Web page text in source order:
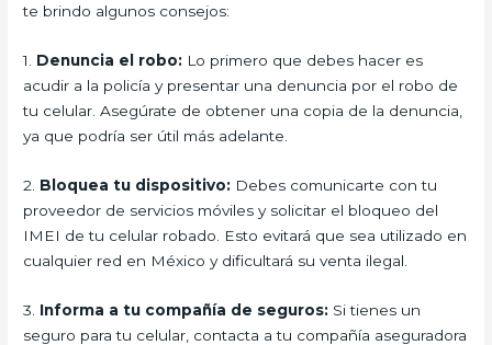
te brindo algunos consejos:
1. Denuncia el robo: Lo primero que debes hacer es
acudir a la policía y presentar una denuncia por el robo de
tu celular. Asegúrate de obtener una copia de la denuncia,
ya que podría ser útil más adelante.
2. Bloquea tu dispositivo: Debes comunicarte con tu
proveedor de servicios móviles y solicitar el bloqueo del
IMEI de tu celular robado. Esto evitará que sea utilizado en
cualquier red en México y dificultará su venta ilegal.
3. Informa a tu compañía de seguros: Si tienes un
seguro para tu celular, contacta a tu compañía aseguradora